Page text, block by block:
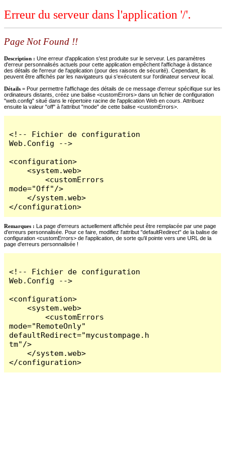
Erreur du serveur dans l'application '/'.
Page Not Found !!
Description : Une erreur d'application s'est produite sur le serveur. Les paramètres
d'erreur personnalisés actuels pour cette application empêchent l'affichage à distance
des détails de l'erreur de l'application (pour des raisons de sécurité). Cependant, ils
peuvent être affichés par les navigateurs qui s'exécutent sur l'ordinateur serveur local.
Détails = Pour permettre l'affichage des détails de ce message d'erreur spécifique sur les
ordinateurs distants, créez une balise <customErrors> dans un fichier de configuration
"web.config" situé dans le répertoire racine de l'application Web en cours. Attribuez
ensuite la valeur "off" à l'attribut "mode" de cette balise <customErrors>.
<!-- Fichier de configuration
Web.Config -->
<configuration>
    <system.web>
        <customErrors
mode="Off"/>
    </system.web>
</configuration>
Remarques : La page d'erreurs actuellement affichée peut être remplacée par une page
d'erreurs personnalisée. Pour ce faire, modifiez l'attribut "defaultRedirect" de la balise de
configuration <customErrors> de l'application, de sorte qu'il pointe vers une URL de la
page d'erreurs personnalisée !
<!-- Fichier de configuration
Web.Config -->
<configuration>
    <system.web>
        <customErrors
mode="RemoteOnly"
defaultRedirect="mycustompage.h
tm"/>
    </system.web>
</configuration>